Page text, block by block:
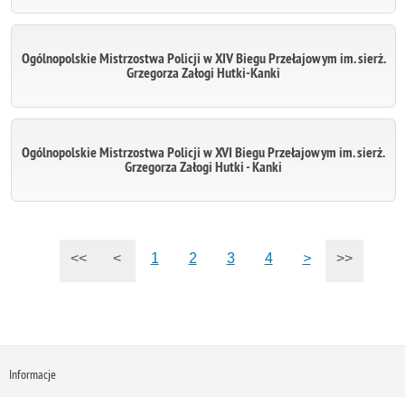
Ogólnopolskie Mistrzostwa Policji w XIV Biegu Przełajowym im. sierż.
Grzegorza Załogi Hutki-Kanki
Ogólnopolskie Mistrzostwa Policji w XVI Biegu Przełajowym im. sierż.
Grzegorza Załogi Hutki - Kanki
<< < 1 2 3 4 > >>
Informacje